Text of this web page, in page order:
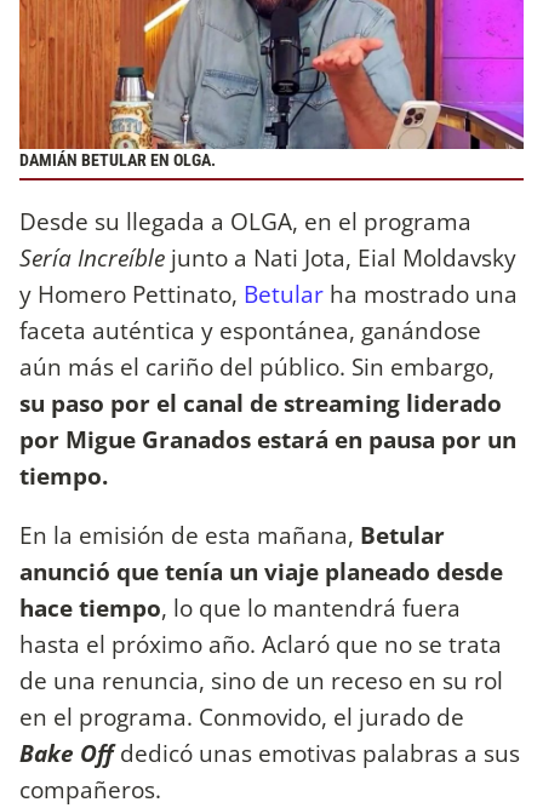
DAMIÁN BETULAR EN OLGA.
Desde su llegada a OLGA, en el programa
Sería Increíble junto a Nati Jota, Eial Moldavsky
y Homero Pettinato, Betular ha mostrado una
faceta auténtica y espontánea, ganándose
aún más el cariño del público. Sin embargo,
su paso por el canal de streaming liderado
por Migue Granados estará en pausa por un
tiempo.
En la emisión de esta mañana, Betular
anunció que tenía un viaje planeado desde
hace tiempo, lo que lo mantendrá fuera
hasta el próximo año. Aclaró que no se trata
de una renuncia, sino de un receso en su rol
en el programa. Conmovido, el jurado de
Bake Offdedicó unas emotivas palabras a sus
compañeros.